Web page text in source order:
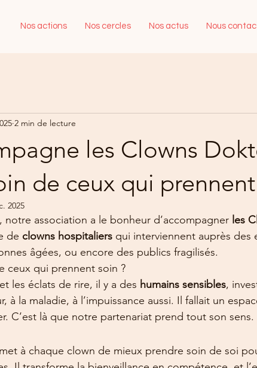
Nos actions Nos cercles Nos actus Nous
les Clowns
de ceux qui
2 min de lecture
2025
notre association a le bonheur d’accompagner les
de clowns hospitaliers qui interviennent auprès des
âgées, ou encore des publics fragilisés.
ceux qui prennent soin ?
les éclats de rire, il y a des humains sensibles,
à la maladie, à l’impuissance aussi. Il fallait un
C’est là que notre partenariat prend tout son sens.
à chaque clown de mieux prendre soin de soi